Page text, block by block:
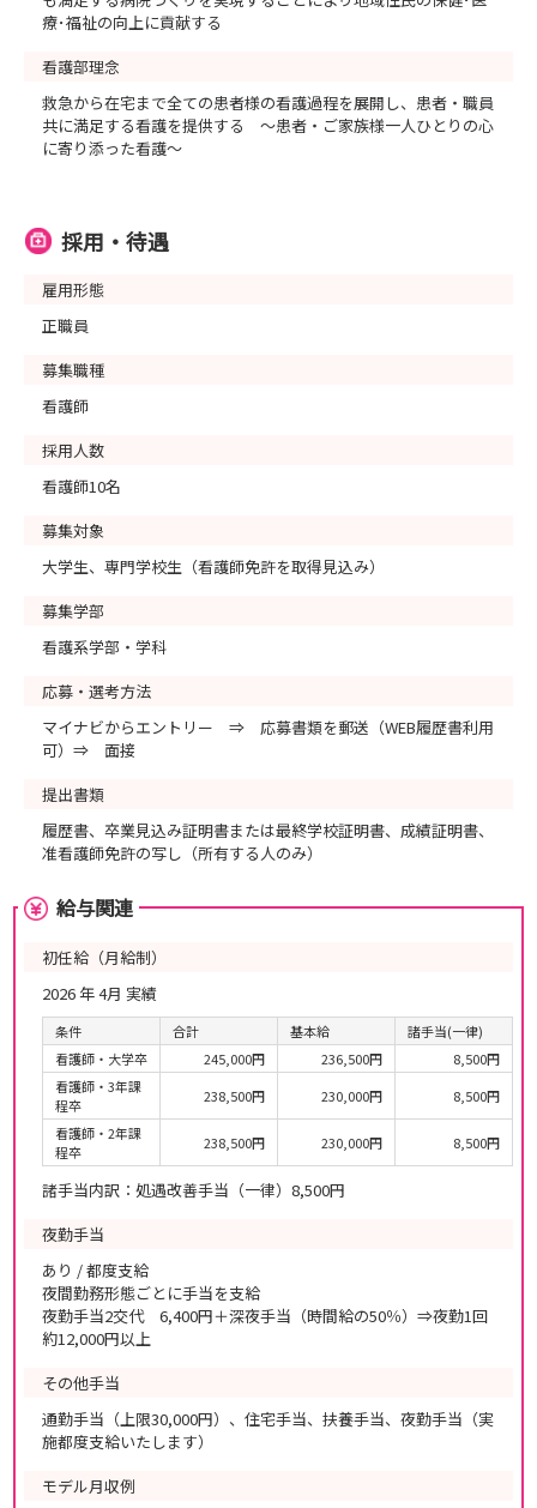
療･福祉の向上に貢献する
看護部理念
救急から在宅まで全ての患者様の看護過程を展開し、患者・職員
共に満足する看護を提供する 〜患者・ご家族様一人ひとりの心
に寄り添った看護〜
採用・待遇
雇用形態
正職員
募集職種
看護師
採用人数
看護師10名
募集対象
大学生、専門学校生（看護師免許を取得見込み）
募集学部
看護系学部・学科
応募・選考方法
マイナビからエントリー ⇒ 応募書類を郵送（WEB履歴書利用
可）⇒ 面接
提出書類
履歴書、卒業見込み証明書または最終学校証明書、成績証明書、
准看護師免許の写し（所有する人のみ）
給与関連
初任給（月給制）
2026 年 4月 実績
条件 合計 基本給
諸手当(一律)
看護師・大学卒
245,000円 236,500円
8,500円
看護師・3年課
程卒
238,500円 230,000円
8,500円
看護師・2年課
程卒
238,500円 230,000円 8,500円
諸手当内訳：処遇改善手当（一律）8,500円
夜勤手当
あり / 都度支給
夜間勤務形態ごとに手当を支給
夜勤手当2交代 6,400円＋深夜手当（時間給の50％）⇒夜勤1回
約12,000円以上
その他手当
通勤手当（上限30,000円）、住宅手当、扶養手当、夜勤手当（実
施都度支給いたします）
モデル月収例